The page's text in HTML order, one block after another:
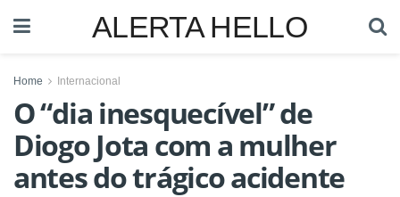
ALERTA HELLO
Home Internacional
O “dia inesquecível” de
Diogo Jota com a mulher
antes do trágico acidente